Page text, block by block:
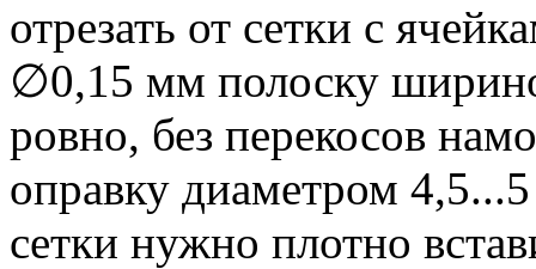
отрезать от сетки с
∅0,15 мм полоску
ровно, без перекосов
оправку диаметром
сетки нужно плотно